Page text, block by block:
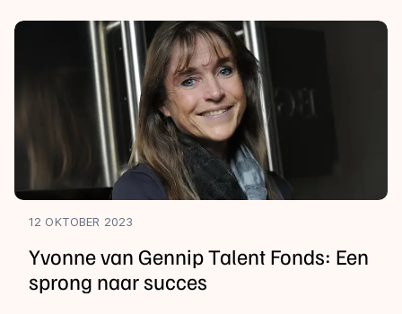
12 OKTOBER 2023
Yvonne van Gennip Talent Fonds: Een
sprong naar succes